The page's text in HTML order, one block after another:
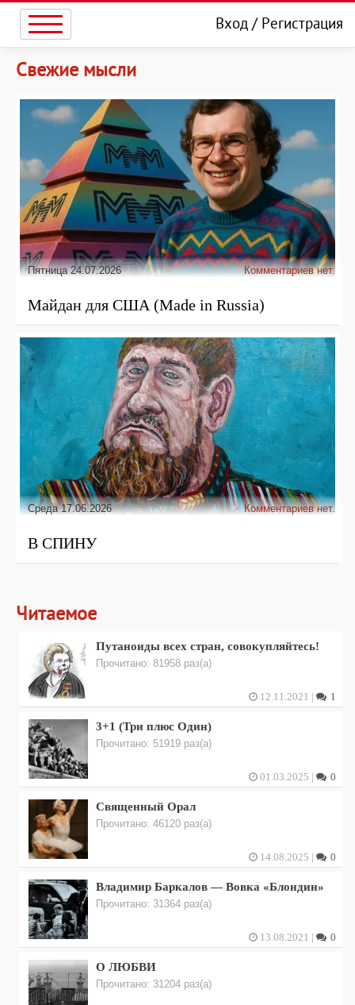
Вход/ Регистрация
Свежие мысли
Пятница 24.07.2026 Комментариев нет.
Майдан для США (Made in Russia)
Среда 17.06.2026 Комментариев нет.
В СПИНУ
Читаемое
Путаноиды всех стран, совокупляйтесь!
Прочитано: 81958 раз(а)
12.11.2021 | 1
3+1 (Три плюс Один)
Прочитано: 51919 раз(а)
01.03.2025 | 0
Священный Орал
Прочитано: 46120 раз(а)
14.08.2025 | 0
Владимир Баркалов — Вовка «Блондин»
Прочитано: 31364 раз(а)
13.08.2021 | 0
О ЛЮБВИ
Прочитано: 31204 раз(а)